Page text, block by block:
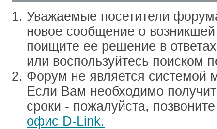
Уважаемые посетители
новое сообщение о
поищите ее решение в
или воспользуйтесь поиском
Форум не является системой
Если Вам необходимо
сроки - пожалуйста,
офис D-Link.